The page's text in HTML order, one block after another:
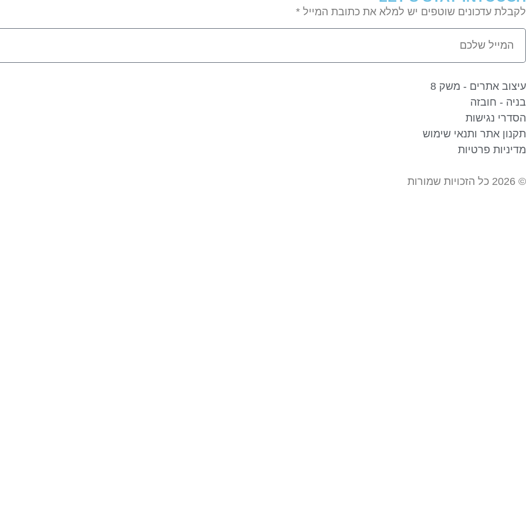
לקבלת עדכונים שוטפים יש למלא את כתובת המייל *
עיצוב אתרים - משק 8
בניה - חובזה
הסדרי נגישות
תקנון אתר ותנאי שימוש
מדיניות פרטיות
© 2026 כל הזכויות שמורות